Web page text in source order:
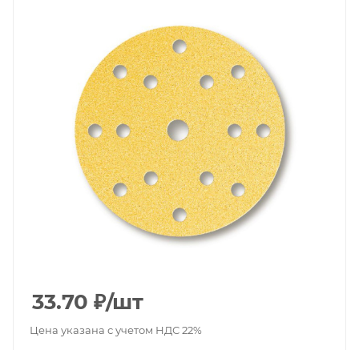
33.70 ₽/шт
Цена указана с учетом НДС 22%